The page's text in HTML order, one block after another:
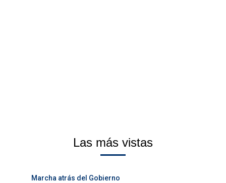
Las más vistas
Marcha atrás del Gobierno